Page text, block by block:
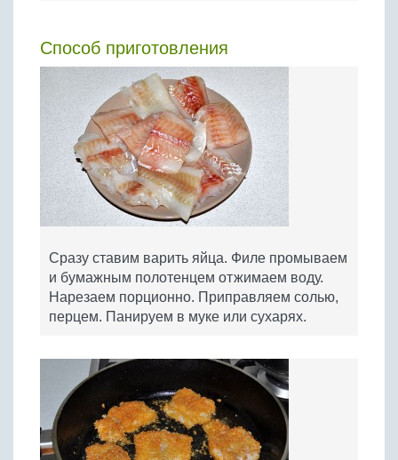
Способ приготовления
Сразу ставим варить яйца. Филе промываем
и бумажным полотенцем отжимаем воду.
Нарезаем порционно. Приправляем солью,
перцем. Панируем в муке или сухарях.